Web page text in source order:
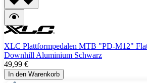
XLC Plattformpedalen MTB "PD-M12"
Downhill Aluminium Schwarz
49,99 €
In den Warenkorb